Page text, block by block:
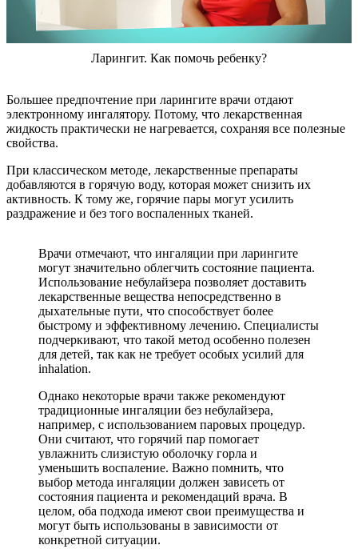
Ларингит. Как помочь ребенку?
Большее предпочтение при ларингите врачи отдают
электронному ингалятору. Потому, что лекарственная
жидкость практически не нагревается, сохраняя все полезные
свойства.
При классическом методе, лекарственные препараты
добавляются в горячую воду, которая может снизить их
активность. К тому же, горячие пары могут усилить
раздражение и без того воспаленных тканей.
Врачи отмечают, что ингаляции при ларингите
могут значительно облегчить состояние пациента.
Использование небулайзера позволяет доставить
лекарственные вещества непосредственно в
дыхательные пути, что способствует более
быстрому и эффективному лечению. Специалисты
подчеркивают, что такой метод особенно полезен
для детей, так как не требует особых усилий для
inhalation.
Однако некоторые врачи также рекомендуют
традиционные ингаляции без небулайзера,
например, с использованием паровых процедур.
Они считают, что горячий пар помогает
увлажнить слизистую оболочку горла и
уменьшить воспаление. Важно помнить, что
выбор метода ингаляции должен зависеть от
состояния пациента и рекомендаций врача. В
целом, оба подхода имеют свои преимущества и
могут быть использованы в зависимости от
конкретной ситуации.